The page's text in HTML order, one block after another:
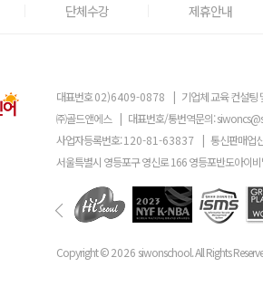
단체수강 제휴안내
대표번호02)6409-0878 | 기업체 교육 컨설팅
㈜골드앤에스 | 대표번호/통번역문의:
사업자등록번호:120-81-63837 | 통신판매업
서울특별시 영등포구 영신로 166 영등포반도아이
Copyright ©2026 siwonschool. All Rights